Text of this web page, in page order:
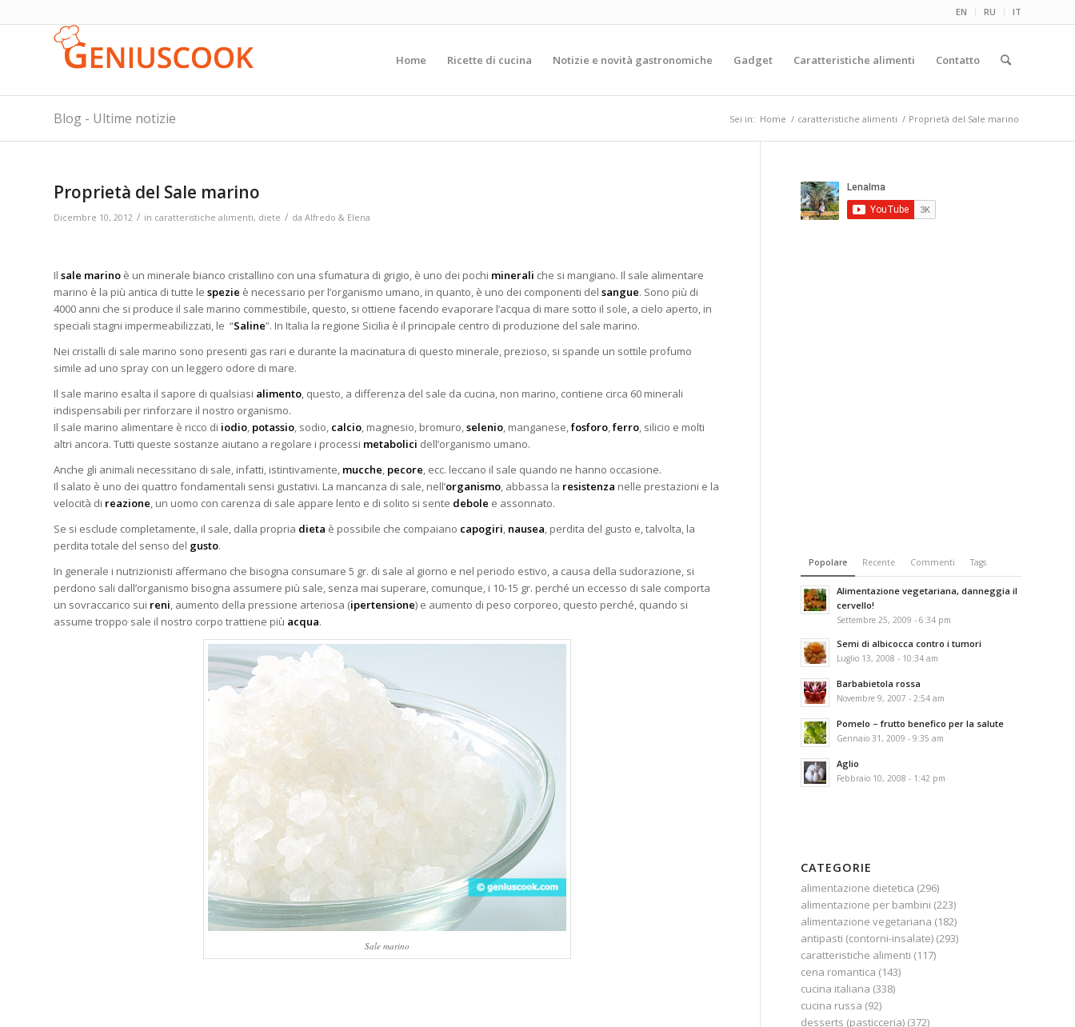
EN RU IT
Home Ricette di cucina Notizie e novità gastronomiche Gadget Caratteristiche alimenti Contatto
Blog - Ultime notizie Sei in: Home / caratteristiche alimenti / Proprietà del Sale marino
Proprietà del Sale marino
Dicembre 10, 2012 / in caratteristiche alimenti, diete / da Alfredo & Elena
Il sale marino è un minerale bianco cristallino con una sfumatura di grigio, è uno dei pochi minerali che si mangiano. Il sale alimentare
marino è la più antica di tutte le spezie è necessario per l’organismo umano, in quanto, è uno dei componenti del sangue. Sono più di
4000 anni che si produce il sale marino commestibile, questo, si ottiene facendo evaporare l’acqua di mare sotto il sole, a cielo aperto, in
speciali stagni impermeabilizzati, le “Saline”. In Italia la regione Sicilia è il principale centro di produzione del sale marino.
Nei cristalli di sale marino sono presenti gas rari e durante la macinatura di questo minerale, prezioso, si spande un sottile profumo
simile ad uno spray con un leggero odore di mare.
Il sale marino esalta il sapore di qualsiasi alimento, questo, a differenza del sale da cucina, non marino, contiene circa 60 minerali
indispensabili per rinforzare il nostro organismo.
Il sale marino alimentare è ricco di iodio, potassio, sodio, calcio, magnesio, bromuro,selenio, manganese,fosforo,ferro, silicio e molti
altri ancora. Tutti queste sostanze aiutano a regolare i processi metabolici dell’organismo umano.
Anche gli animali necessitano di sale, infatti, istintivamente, mucche, pecore, ecc. leccano il sale quando ne hanno occasione.
Il salato è uno dei quattro fondamentali sensi gustativi. La mancanza di sale, nell’organismo, abbassa la resistenza nelle prestazioni e la
velocità di reazione, un uomo con carenza di sale appare lento e di solito si sente debole e assonnato.
Se si esclude completamente, il sale, dalla propria dieta è possibile che compaiano capogiri, nausea, perdita del gusto e, talvolta, la
perdita totale del senso del gusto.
In generale i nutrizionisti affermano che bisogna consumare 5 gr. di sale al giorno e nel periodo estivo, a causa della sudorazione, si
perdono sali dall’organismo bisogna assumere più sale, senza mai superare, comunque, i 10-15 gr. perché un eccesso di sale comporta
un sovraccarico sui reni, aumento della pressione arteriosa (ipertensione) e aumento di peso corporeo, questo perché, quando si
assume troppo sale il nostro corpo trattiene più acqua.
Sale marino
Popolare Recente Commenti Tags
Alimentazione vegetariana, danneggia il
cervello!
Settembre 25, 2009 - 6:34 pm
Semi di albicocca contro i tumori
Luglio 13, 2008 - 10:34 am
Barbabietola rossa
Novembre 9, 2007 - 2:54 am
Pomelo – frutto benefico per la salute
Gennaio 31, 2009 - 9:35 am
Aglio
Febbraio 10, 2008 - 1:42 pm
CATEGORIE
alimentazione dietetica (296)
alimentazione per bambini (223)
alimentazione vegetariana (182)
antipasti (contorni-insalate) (293)
caratteristiche alimenti (117)
cena romantica (143)
cucina italiana (338)
cucina russa (92)
desserts (pasticceria) (372)